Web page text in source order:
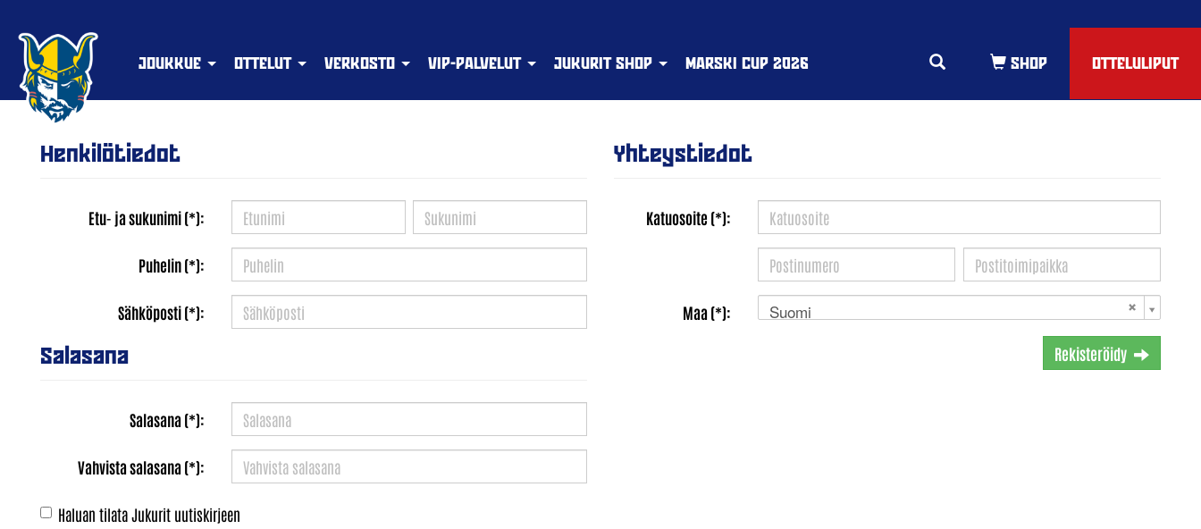
OTTELULIPUT
JOUKKUE OTTELUT VERKOSTO VIP-PALVELUT JUKURIT SHOP MARSKI CUP 2026
Henkilötiedot
Etu- ja sukunimi (*):
Puhelin (*):
Sähköposti (*):
Salasana
Salasana (*):
Vahvista salasana (*):
Yhteystiedot
Katuosoite (*):
Maa (*): Suomi
Rekisteröidy
Haluan tilata Jukurit uutiskirjeen